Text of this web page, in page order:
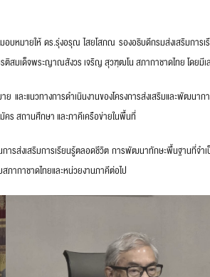
หมายให้ ดร.รุ่งอรุณ ไสยโสภณ รองอธิบดีกรมส่งเสริมการ
สมเด็จพระญาณสังวร เจริญ สุวฑฺฒโน สภากาชาดไทย โดยมีเ
และแนวทางการดำเนินงานของโครงการส่งเสริมและพัฒน
ร สถานศึกษา และภาคีเครือข่ายในพื้นที่
ารส่งเสริมการเรียนรู้ตลอดชีวิต การพัฒนาทักษะพื้นฐานที่จำ
ากาชาดไทยและหน่วยงานภาคีต่อไป